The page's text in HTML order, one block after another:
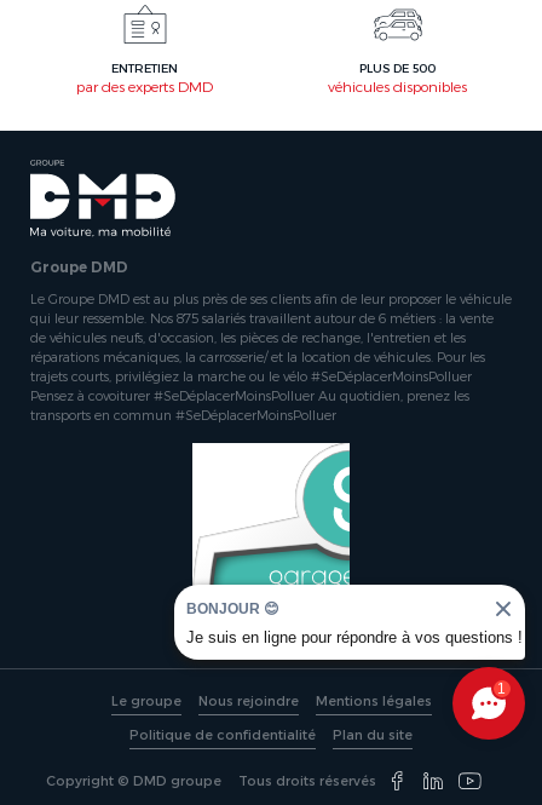
ENTRETIEN
par des experts DMD
PLUS DE 500
véhicules disponibles
Groupe DMD
Le Groupe DMD est au plus près de ses clients afin de leur proposer le véhicule
qui leur ressemble. Nos 875 salariés travaillent autour de 6 métiers : la vente
de véhicules neufs, d'occasion, les pièces de rechange, l'entretien et les
réparations mécaniques, la carrosserie/ et la location de véhicules. Pour les
trajets courts, privilégiez la marche ou le vélo #SeDéplacerMoinsPolluer
Pensez à covoiturer #SeDéplacerMoinsPolluer Au quotidien, prenez les
transports en commun #SeDéplacerMoinsPolluer
Le groupe Nous rejoindre Mentions légales
Politique de confidentialité Plan du site
Copyright © DMD groupe Tous droits réservés
1
BONJOUR 😊
Je suis en ligne pour répondre à vos questions !